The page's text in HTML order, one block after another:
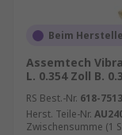
Beim
Assemtech
L. 0.354 Zoll B.
RS Best.-Nr. 618-7513
Herst. Teile-Nr.
Zwischensumme (1